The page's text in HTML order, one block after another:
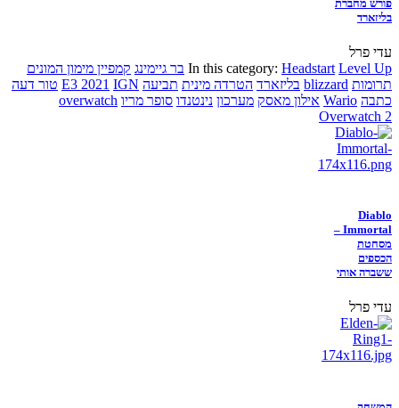
פורש מחברת
בליזארד
עדי פרל
In this category: Headstart Level Up בר גיימינג קמפיין מימון המונים
תרומות blizzard בליזארד הטרדה מינית תביעה E3 2021 IGN
טור דעה
כתבה Wario אילון מאסק מערכון נינטנדו סופר מריו overwatch
Overwatch 2
Diablo
Immortal –
מסחטת
הכספים
ששברה אותי
עדי פרל